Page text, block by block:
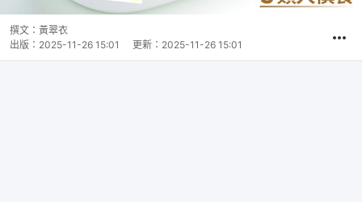
撰文： 黃翠衣
出版： 2025-11-26 15:01 更新： 2025-11-26 15:01